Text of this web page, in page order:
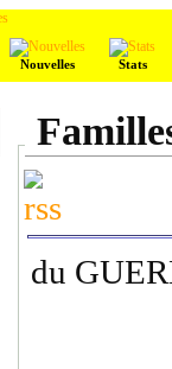
Nouvelles Stats
du